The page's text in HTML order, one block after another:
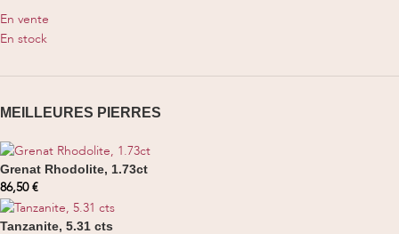
En vente
En stock
MEILLEURES PIERRES
Grenat Rhodolite, 1.73ct
86,50€
Tanzanite, 5.31 cts